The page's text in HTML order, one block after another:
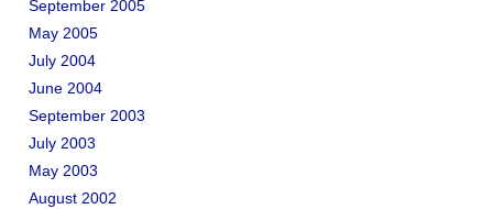
September 2005
May 2005
July 2004
June 2004
September 2003
July 2003
May 2003
August 2002